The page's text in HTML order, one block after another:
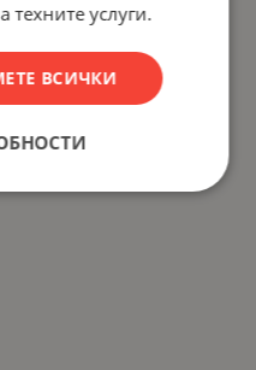
техните услуги.
ВСИЧКИ